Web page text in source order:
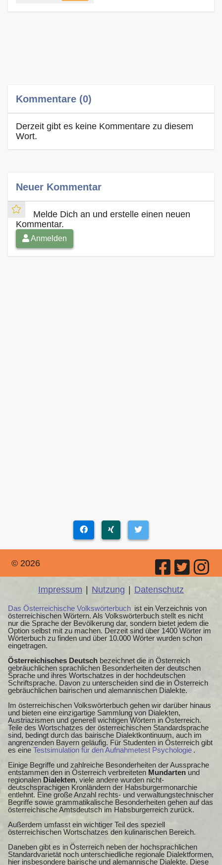
Kommentare (0)
Derzeit gibt es keine Kommentare zu diesem
Wort.
Neuer Kommentar
Melde Dich an und erstelle einen neuen
Kommentar.
Anmelden
© 2026
Impressum Nutzung Datenschutz
Das Österreichische Volkswörterbuch ist ein Verzeichnis von
österreichischen Wörtern. Als Volkswörterbuch stellt es nicht
nur die Sprache der Bevölkerung dar, sondern bietet jedem die
Option selbst mit zu machen. Derzeit sind über 1400 Wörter im
Wörterbuch zu finden und über 10.000 Wörter wurden schon
eingetragen.
Österreichisches Deutsch bezeichnet die in Österreich
gebräuchlichen sprachlichen Besonderheiten der deutschen
Sprache und ihres Wortschatzes in der hochdeutschen
Schriftsprache. Davon zu unterscheiden sind die in Österreich
gebräuchlichen bairischen und alemannischen Dialekte.
Im österreichischen Volkswörterbuch gehen wir darüber hinaus
und bieten eine einzigartige Sammlung von Dialekten,
Austriazismen und generell wichtigen Wörtern in Österreich.
Teile des Wortschatzes der österreichischen Standardsprache
sind, bedingt durch das bairische Dialektkontinuum, auch im
angrenzenden Bayern geläufig. Für Studenten in Österreich gibt
es eine Testsimulation für den Aufnahmetest Psychologie .
Einige Begriffe und zahlreiche Besonderheiten der Aussprache
entstammen den in Österreich verbreiteten Mundarten und
regionalen Dialekten, viele andere wurden nicht-
deutschsprachigen Kronländern der Habsburgermonarchie
entlehnt. Eine große Anzahl rechts- und verwaltungstechnischer
Begriffe sowie grammatikalische Besonderheiten gehen auf das
österreichische Amtsdeutsch im Habsburgerreich zurück.
Außerdem umfasst ein wichtiger Teil des speziell
österreichischen Wortschatzes den kulinarischen Bereich.
Daneben gibt es in Österreich neben der hochsprachlichen
Standardvarietät noch unterschiedliche regionale Dialektformen,
hier insbesondere bairische und alemannische Dialekte. Diese